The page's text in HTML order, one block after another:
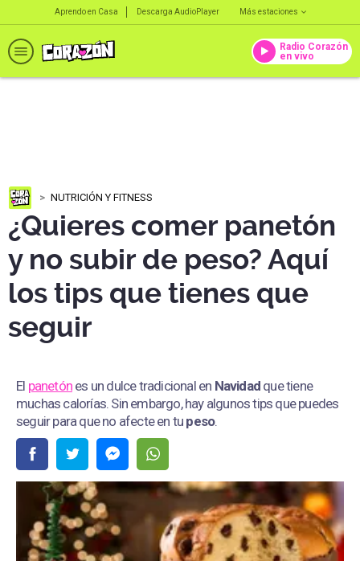
Aprendo en Casa Descarga AudioPlayer Más estaciones
Radio Corazón
en vivo
NUTRICIÓN Y FITNESS
¿Quieres comer panetón
y no subir de peso? Aquí
los tips que tienes que
seguir
El panetón es un dulce tradicional en Navidad que tiene
muchas calorías. Sin embargo, hay algunos tips que puedes
seguir para que no afecte en tu peso.